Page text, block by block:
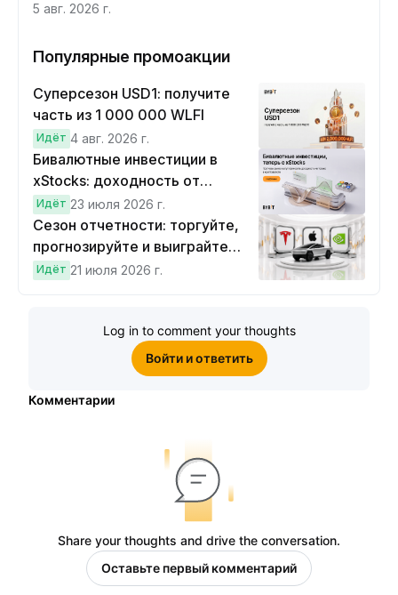
5 авг. 2026 г.
Популярные промоакции
Суперсезон USD1: получите
часть из 1 000 000 WLFI
Идёт 4 авг. 2026 г.
Бивалютные инвестиции в
xStocks: доходность от
прогнозов
Идёт 23 июля 2026 г.
Сезон отчетности: торгуйте,
прогнозируйте и выиграйте
Cybertruck!
Идёт 21 июля 2026 г.
Log in to comment your thoughts
Войти и ответить
Комментарии
Share your thoughts and drive the conversation.
Оставьте первый комментарий